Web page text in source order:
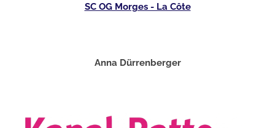
SC OG Morges - La Côte
Anna Dürrenberger